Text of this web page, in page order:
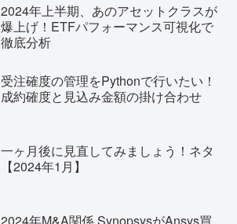
2024年上半期、あのアセットクラスが
爆上げ！ETFパフォーマンス可視化で
徹底分析
受注確度の管理をPythonで行いたい！
成約確度と見込み金額の掛け合わせ
一ヶ月後に見直してみましょう！ネタ
【2024年1月】
2024年M&A関係 SynopsysがAnsys買